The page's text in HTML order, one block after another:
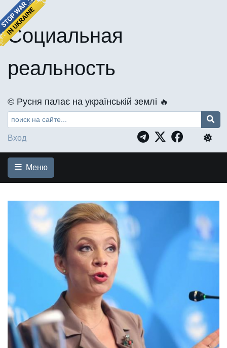
Социальная
реальность
©️ Русня палає на українській землі 🔥
Вход
Меню